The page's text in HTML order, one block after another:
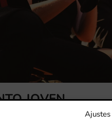
JOVEN
Sinfónica nació como un